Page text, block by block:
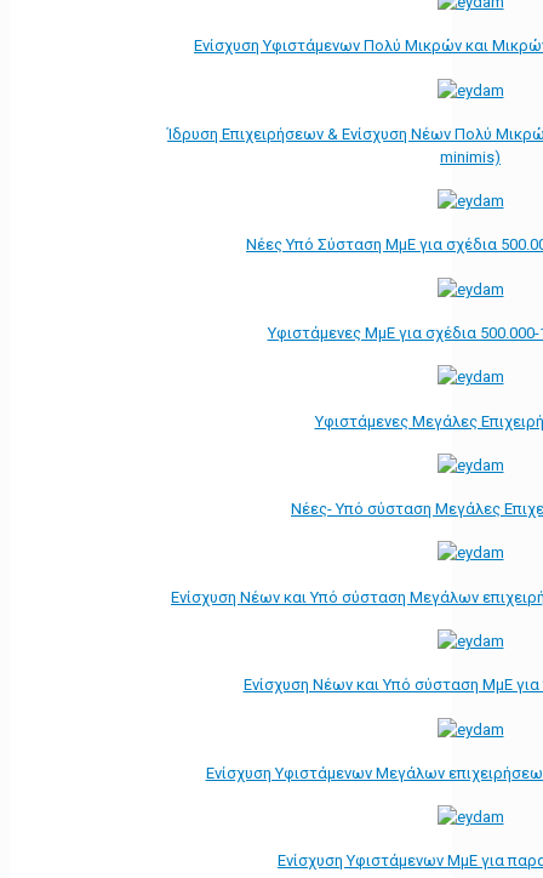
Ενίσχυση Υφιστάμενων Πολύ Μικρών και
Ίδρυση Επιχειρήσεων & Ενίσχυση Νέων Πολύ
minimis)
Νέες Υπό Σύσταση ΜμΕ για σχέδια
Υφιστάμενες ΜμΕ για σχέδια
Υφιστάμενες Μεγάλες
Νέες- Υπό σύσταση Μεγάλες
Ενίσχυση Νέων και Υπό σύσταση Μεγάλων
Ενίσχυση Νέων και Υπό σύσταση ΜμΕ
Ενίσχυση Υφιστάμενων Μεγάλων
Ενίσχυση Υφιστάμενων ΜμΕ για